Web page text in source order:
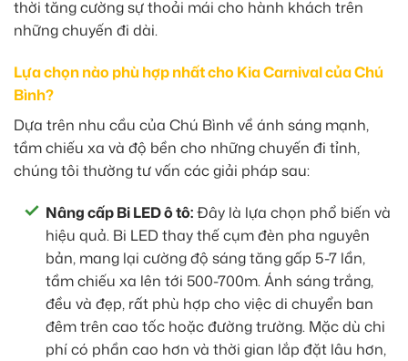
thời tăng cường sự thoải mái cho hành khách trên
những chuyến đi dài.
Lựa chọn nào phù hợp nhất cho Kia Carnival của Chú
Bình?
Dựa trên nhu cầu của Chú Bình về ánh sáng mạnh,
tầm chiếu xa và độ bền cho những chuyến đi tỉnh,
chúng tôi thường tư vấn các giải pháp sau:
Nâng cấp Bi LED ô tô:Đây là lựa chọn phổ biến và
hiệu quả. Bi LED thay thế cụm đèn pha nguyên
bản, mang lại cường độ sáng tăng gấp 5-7 lần,
tầm chiếu xa lên tới 500-700m. Ánh sáng trắng,
đều và đẹp, rất phù hợp cho việc di chuyển ban
đêm trên cao tốc hoặc đường trường. Mặc dù chi
phí có phần cao hơn và thời gian lắp đặt lâu hơn,